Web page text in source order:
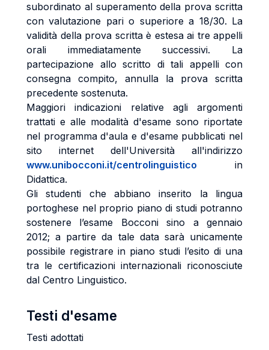
subordinato al superamento della prova scritta
con valutazione pari o superiore a 18/30. La
validità della prova scritta è estesa ai tre appelli
orali immediatamente successivi. La
partecipazione allo scritto di tali appelli con
consegna compito, annulla la prova scritta
precedente sostenuta.
Maggiori indicazioni relative agli argomenti
trattati e alle modalità d'esame sono riportate
nel programma d'aula e d'esame pubblicati nel
sito internet dell'Università all'indirizzo
www.unibocconi.it/centrolinguistico in
Didattica.
Gli studenti che abbiano inserito la lingua
portoghese nel proprio piano di studi potranno
sostenere l’esame Bocconi sino a gennaio
2012; a partire da tale data sarà unicamente
possibile registrare in piano studi l’esito di una
tra le certificazioni internazionali riconosciute
dal Centro Linguistico.
Testi d'esame
Testi adottati